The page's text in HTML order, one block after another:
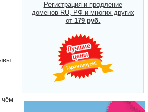
чём
Регистрация и продление
доменов RU, РФ и многих других
от 179 руб.